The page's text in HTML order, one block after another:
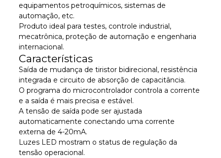
equipamentos petroquímicos, sistemas de
automação, etc.
Produto ideal para testes, controle industrial,
mecatrônica, proteção de automação e engenharia
internacional.
Características
Saída de mudança de tiristor bidirecional, resistência
integrada e circuito de absorção de capacitância.
O programa do microcontrolador controla a corrente
e a saída é mais precisa e estável.
A tensão de saída pode ser ajustada
automaticamente conectando uma corrente
externa de 4-20mA.
Luzes LED mostram o status de regulação da
tensão operacional.